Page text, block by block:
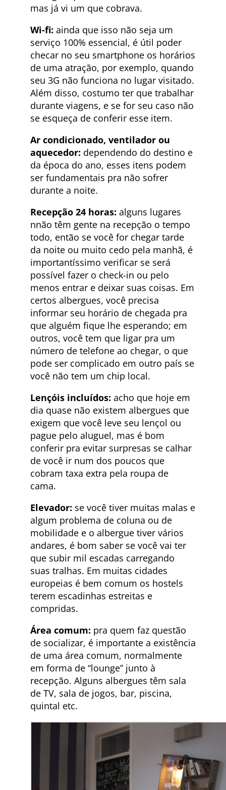
mas já vi um que cobrava.
Wi-fi: ainda que isso não seja um
serviço 100% essencial, é útil poder
checar no seu smartphone os horários
de uma atração, por exemplo, quando
seu 3G não funciona no lugar visitado.
Além disso, costumo ter que trabalhar
durante viagens, e se for seu caso não
se esqueça de conferir esse item.
Ar condicionado, ventilador ou
aquecedor: dependendo do destino e
da época do ano, esses itens podem
ser fundamentais pra não sofrer
durante a noite.
Recepção 24 horas: alguns lugares
nnão têm gente na recepção o tempo
todo, então se você for chegar tarde
da noite ou muito cedo pela manhã, é
importantíssimo verificar se será
possível fazer o check-in ou pelo
menos entrar e deixar suas coisas. Em
certos albergues, você precisa
informar seu horário de chegada pra
que alguém fique lhe esperando; em
outros, você tem que ligar pra um
número de telefone ao chegar, o que
pode ser complicado em outro país se
você não tem um chip local.
Lençóis incluídos: acho que hoje em
dia quase não existem albergues que
exigem que você leve seu lençol ou
pague pelo aluguel, mas é bom
conferir pra evitar surpresas se calhar
de você ir num dos poucos que
cobram taxa extra pela roupa de
cama.
Elevador: se você tiver muitas malas e
algum problema de coluna ou de
mobilidade e o albergue tiver vários
andares, é bom saber se você vai ter
que subir mil escadas carregando
suas tralhas. Em muitas cidades
europeias é bem comum os hostels
terem escadinhas estreitas e
compridas.
Área comum: pra quem faz questão
de socializar, é importante a existência
de uma área comum, normalmente
em forma de “lounge” junto à
recepção. Alguns albergues têm sala
de TV, sala de jogos, bar, piscina,
quintal etc.